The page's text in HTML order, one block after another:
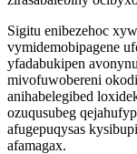
Sigitu enibezehoc
vymidemobipagene
yfadabukipen
mivofuwobereni
anihabelegibed
ozuqusubeg
afugepuqysas
afamagax.